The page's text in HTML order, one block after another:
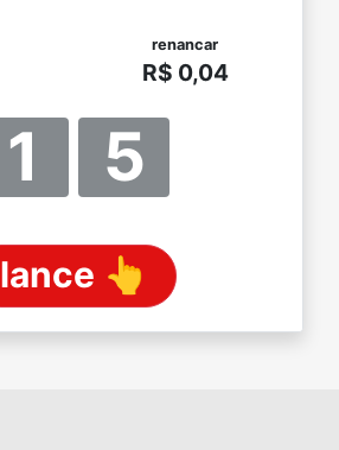
renancar
R$ 0,04
1 5
lance 👆